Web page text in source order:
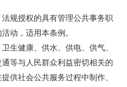
规授权的具有管理公共事务职
动，适用本条例。
生健康、供水、供电、供气、
等与人民群众利益密切相关的
供社会公共服务过程中制作、